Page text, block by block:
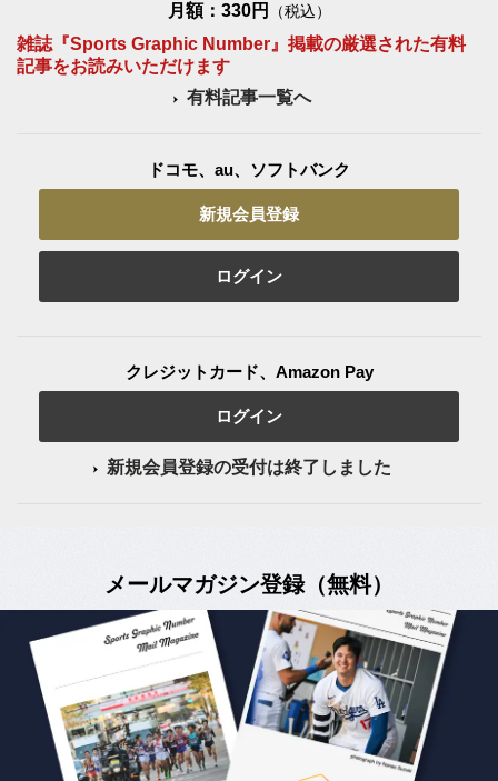
月額：330円 （税込）
雑誌『Sports Graphic Number』掲載の厳選された有料
記事をお読みいただけます
有料記事一覧へ
ドコモ、au、ソフトバンク
新規会員登録
ログイン
クレジットカード、Amazon Pay
ログイン
新規会員登録の受付は終了しました
メールマガジン登録（無料）